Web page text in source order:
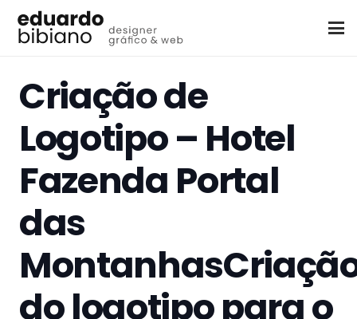
Criação de
Logotipo – Hotel
Fazenda Portal
das
do logotipo para o